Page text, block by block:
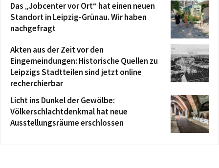
Das „Jobcenter vor Ort“ hat einen neuen
Standort in Leipzig-Grünau. Wir haben
nachgefragt
Akten aus der Zeit vor den
Eingemeindungen: Historische Quellen zu
Leipzigs Stadtteilen sind jetzt online
recherchierbar
Licht ins Dunkel der Gewölbe:
Völkerschlachtdenkmal hat neue
Ausstellungsräume erschlossen